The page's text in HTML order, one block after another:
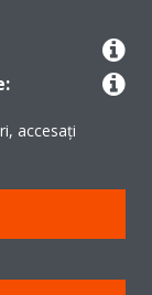
a datelor
accesați